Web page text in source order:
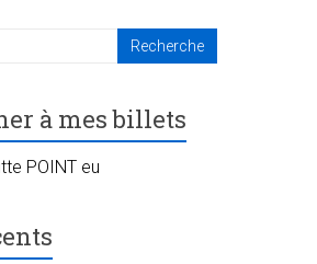
à mes billets
POINT eu